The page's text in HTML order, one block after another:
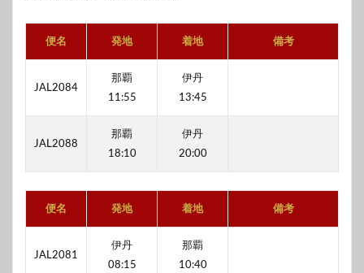
便名 発地 着地 備考
JAL2084
那覇
11:55
伊丹
13:45
JAL2088
那覇
18:10
伊丹
20:00
便名 発地 着地 備考
JAL2081
伊丹
08:15
那覇
10:40